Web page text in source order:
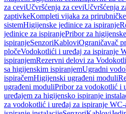
za ceviUčvršćenja za ceviUčvršćenja
zaptivkeKompleti vijaka za
sistemHigijenske jedinice za ispiranje
jedinice za ispiranjePribor za
ispiranjeSenzoriKabloviOgraničavač
pločeVodokotlići i uređaj za ispiranje
ispiranjemRezervni delovi za
sa higijenskim ispiranjemUgradni
ispiračemHigijenski ugrađeni moduli
ugrađeni moduliPribor za vodokotlić i
uređajem za higijensko ispiranje
za vodokotlić i uređaj za ispiranje